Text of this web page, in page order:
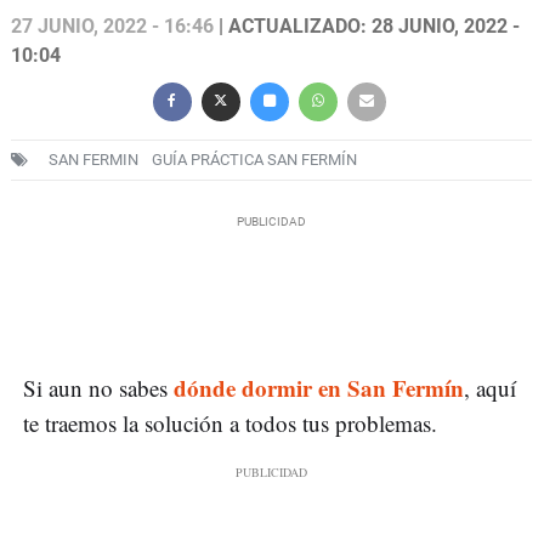
27 JUNIO, 2022 - 16:46 | ACTUALIZADO: 28 JUNIO, 2022 -
10:04
SAN FERMIN GUÍA PRÁCTICA SAN FERMÍN
Si aun no sabes dónde dormir en San Fermín, aquí
te traemos la solución a todos tus problemas.